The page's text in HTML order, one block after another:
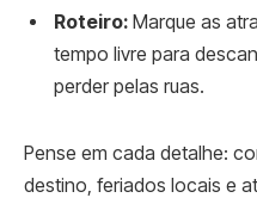
Roteiro: Marque as
tempo livre para
perder pelas ruas.
Pense em cada detalhe:
destino, feriados locais e